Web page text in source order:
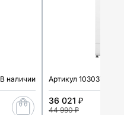
В наличии Артикул 103037
36 021 ₽
44 990 ₽